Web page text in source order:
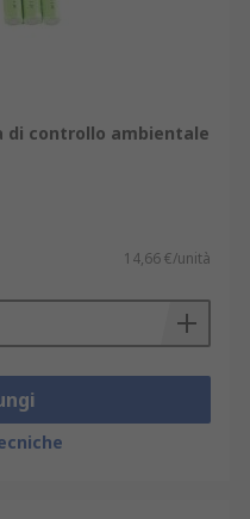
di controllo ambientale
14,66 €/unità